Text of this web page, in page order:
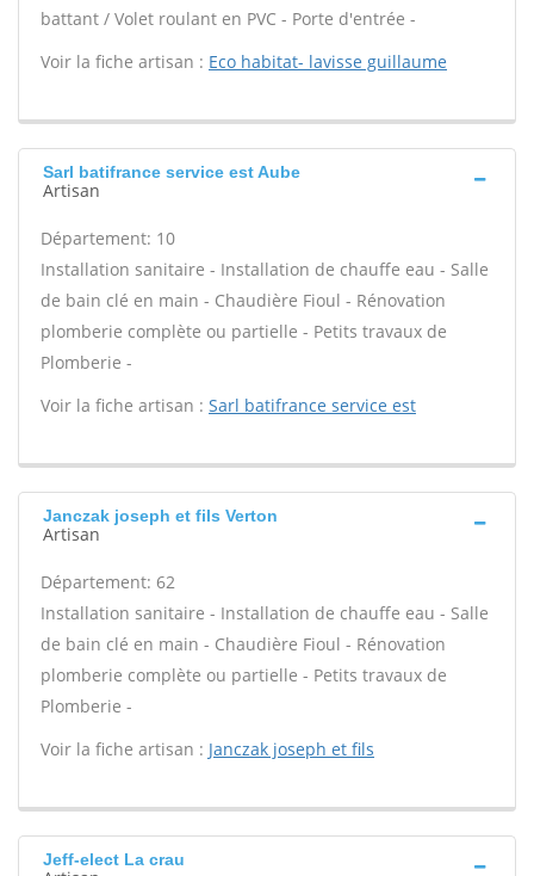
battant / Volet roulant en PVC - Porte d'entrée -
Voir la fiche artisan : Eco habitat- lavisse guillaume
Sarl batifrance service est Aube
Artisan
Département: 10
Installation sanitaire - Installation de chauffe eau - Salle
de bain clé en main - Chaudière Fioul - Rénovation
plomberie complète ou partielle - Petits travaux de
Plomberie -
Voir la fiche artisan : Sarl batifrance service est
Janczak joseph et fils Verton
Artisan
Département: 62
Installation sanitaire - Installation de chauffe eau - Salle
de bain clé en main - Chaudière Fioul - Rénovation
plomberie complète ou partielle - Petits travaux de
Plomberie -
Voir la fiche artisan : Janczak joseph et fils
Jeff-elect La crau